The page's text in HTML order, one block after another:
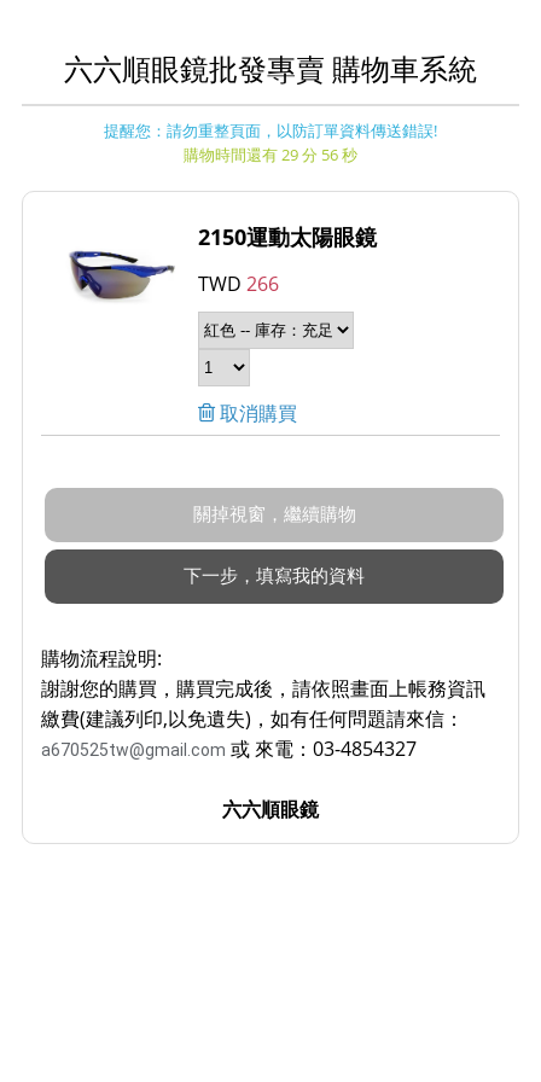
六六順眼鏡批發專賣 購物車系統
提醒您：請勿重整頁面，以防訂單資料傳送錯誤!
購物時間還有 29 分 56 秒
2150運動太陽眼鏡
TWD266
取消購買
購物流程說明:
謝謝您的購買，購買完成後，請依照畫面上帳務資訊
繳費(建議列印,以免遺失)，如有任何問題請來信：
a670525tw@gmail.com 或 來電：03-4854327
六六順眼鏡